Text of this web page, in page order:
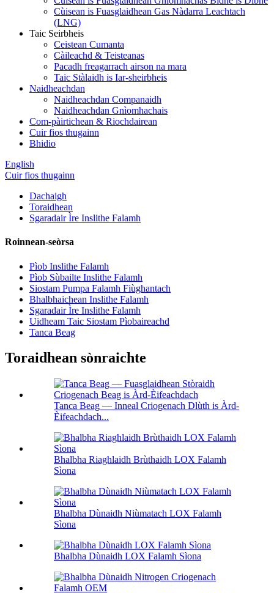
Cùisean is Fuasglaidhean Gas Nàdarra Leachtach
(LNG)
Taic Seirbheis
Ceistean Cumanta
Càileachd & Teisteanas
Pacadh freagarrach airson na mara
Taic Stàlaidh is Iar-sheirbheis
Naidheachdan
Naidheachdan Companaidh
Naidheachdan Gnìomhachais
Com-pàirtichean & Riochdairean
Cuir fios thugainn
Bhidio
English
Cuir fios thugainn
Dachaigh
Toraidhean
Sgaradair Ìre Inslithe Falamh
Roinnean-seòrsa
Pìob Inslithe Falamh
Pìob Sùbailte Inslithe Falamh
Siostam Pumpa Falamh Fiùghantach
Bhalbhaichean Inslithe Falamh
Sgaradair Ìre Inslithe Falamh
Uidheam Taic Siostam Pìobaireachd
Tanca Beag
Toraidhean sònraichte
Tanca Beag — Inneal Criogenach Dlùth is Àrd-
Èifeachdach...
Bhalbha Riaghlaidh Brùthaidh LOX Falamh
Sìona
Bhalbha Dùnaidh Niùmatach LOX Falamh
Sìona
Bhalbha Dùnaidh LOX Falamh Sìona